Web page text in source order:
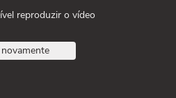
reproduzir o vídeo